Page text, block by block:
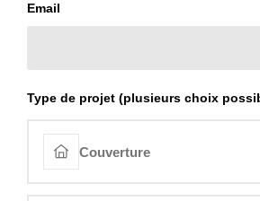
Email
Type de projet (plusieurs choix
Couverture